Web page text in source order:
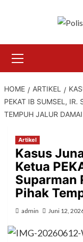
Menu
HOME ARTIKEL
PEKAT IB SUMSEL, IR.
TEMPUH JALUR DAMAI
Artikel
Kasus
Ketua
Suparman
Pihak
admin Juni 12,